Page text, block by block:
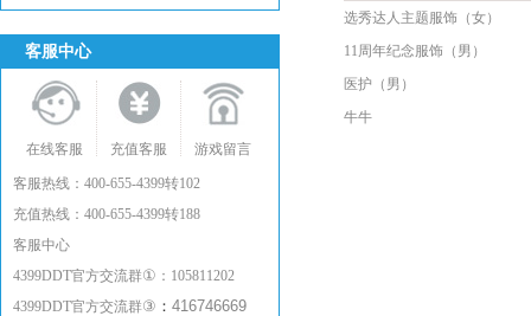
客服中心
在线客服 充值客服 游戏留言
客服热线：400-655-4399转102
充值热线：400-655-4399转188
客服中心
4399DDT官方交流群① ： 105811202
4399DDT官方交流群③ ： 416746669
选秀达人主题服饰（女）
11周年纪念服饰（男）
医护（男）
牛牛